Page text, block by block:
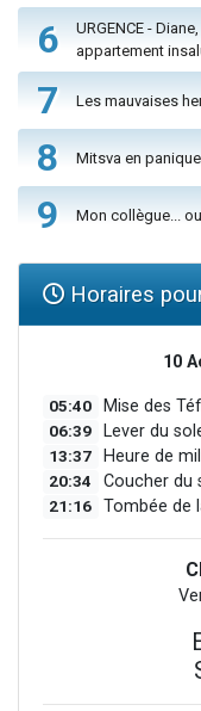
6
URGENCE -
appartement
7 Les mauvaises
8 Mitsva en
9 Mon collègue...
Horaires
10
05:40 Mise des
06:39 Lever du
13:37 Heure de
20:34 Coucher du
21:16 Tombée de